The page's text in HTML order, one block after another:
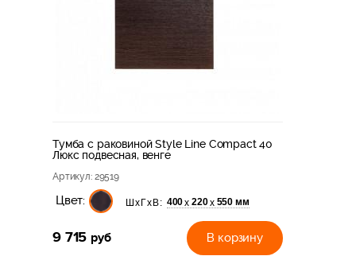
Тумба с раковиной Style Line Compact 40
Люкс подвесная, венге
Артикул: 29519
Цвет: ШхГхВ: 400х 220х 550 мм
9 715 руб В корзину